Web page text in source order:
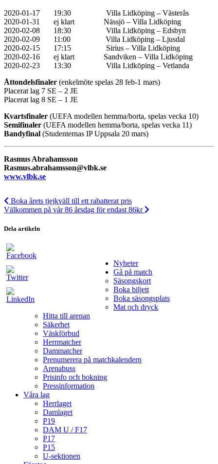
2020-01-17 19:30 Villa Lidköping – Västerås
2020-01-31 ej klart Nässjö – Villa Lidköping
2020-02-08 18:30 Villa Lidköping – Edsbyn
2020-02-09 11:00 Villa Lidköping – Ljusdal
2020-02-15 17:15 Sirius – Villa Lidköping
2020-02-16 ej klart Sandviken – Villa Lidköping
2020-02-23 13:30 Villa Lidköping – Vetlanda
Åttondelsfinaler (enkelmöte spelas 28 feb-1 mars)
Placerat lag 7 SE – 2 JE
Placerat lag 8 SE – 1 JE
Kvartsfinaler (UEFA modellen hemma/borta, spelas vecka 10)
Semifinaler (UEFA modellen hemma/borta, spelas vecka 11)
Bandyfinal (Studenternas IP Uppsala 20 mars)
Rasmus Abrahamsson
Rasmus.abrahamsson@vlbk.se
www.vlbk.se
Boka årets tjejkväll till ett rabatterat pris
Välkommen på vår 86 årsdag för endast 86kr
Dela artikeln
Nyheter
Gå på match
Säsongskort
Boka biljett
Boka säsongsplats
Mat och dryck
Hitta till arenan
Säkerhet
Väskförbud
Herrmatcher
Dammatcher
Prenumerera på matchkalendern
Arenabuss
Prisinfo och bokning
Pressinformation
Våra lag
Herrlaget
Damlaget
P19
DAM U / F17
P17
P15
U-sektionen